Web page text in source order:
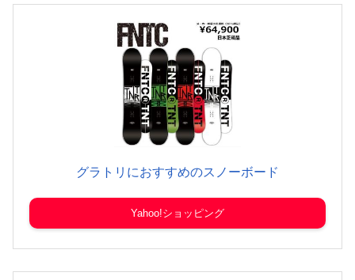
グラトリにおすすめのスノーボード
Yahoo!ショッピング